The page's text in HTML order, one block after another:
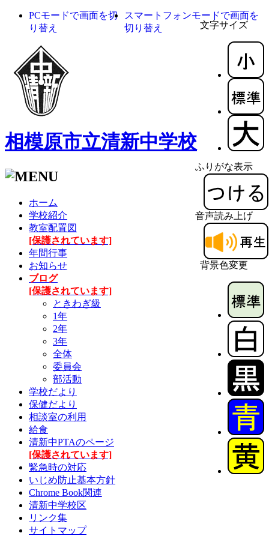
文字サイズ
ふりがな表示
音声読み上げ
背景色変更
PCモードで画面を切
り替え
スマートフォンモードで画面を
切り替え
相模原市立清新中学校
ホーム
学校紹介
教室配置図
[保護されています]
年間行事
お知らせ
ブログ
[保護されています]
ときわぎ級
1年
2年
3年
全体
委員会
部活動
学校だより
保健だより
相談室の利用
給食
清新中PTAのページ
[保護されています]
緊急時の対応
いじめ防止基本方針
Chrome Book関連
清新中学校区
リンク集
サイトマップ